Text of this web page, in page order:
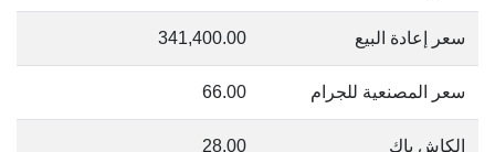
سعر إعادة البيع 341,400.00
سعر المصنعية للجرام 66.00
الكاش باك 28.00